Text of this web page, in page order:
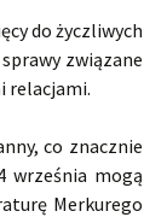
do życzliwych
związane
relacjami.
co znacznie
września mogą
Merkurego